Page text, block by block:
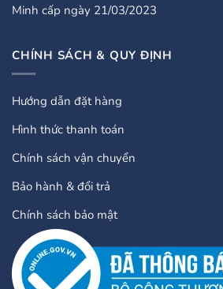
Minh cấp ngày 21/03/2023
CHÍNH SÁCH & QUY ĐỊNH
Hướng dẫn đặt hàng
Hình thức thanh toán
Chính sách vận chuyển
Bảo hành & đổi trả
Chính sách bảo mật